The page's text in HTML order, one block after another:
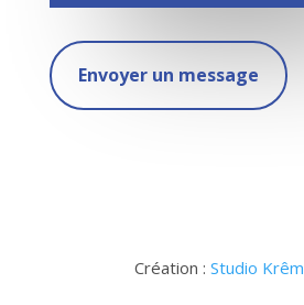
Envoyer un message
Création : Studio Krêm